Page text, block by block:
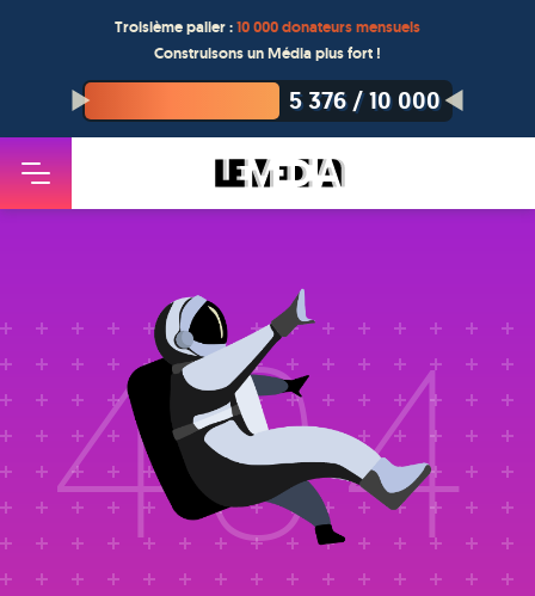
Troisième palier :10 000 donateurs mensuels
Construisons un Média plus fort !
5 376/10 000
404